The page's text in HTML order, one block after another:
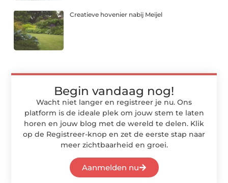
Creatieve hovenier nabij Meijel
Begin vandaag nog!
Wacht niet langer en registreer je nu. Ons
platform is de ideale plek om jouw stem te laten
horen en jouw blog met de wereld te delen. Klik
op de Registreer-knop en zet de eerste stap naar
meer zichtbaarheid en groei.
Aanmelden nu